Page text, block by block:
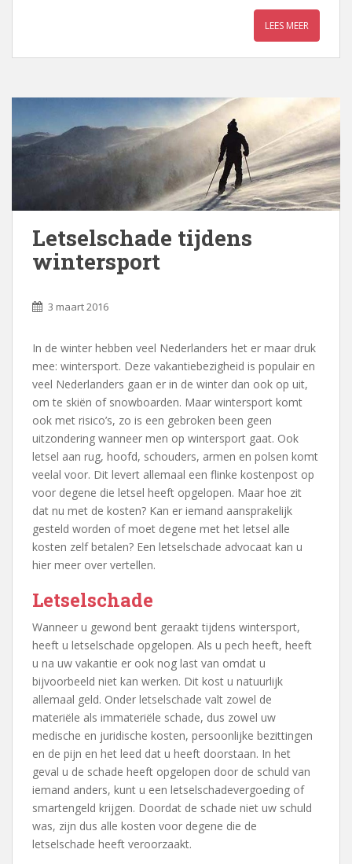
LEES MEER
Letselschade tijdens
wintersport
3 maart 2016
In de winter hebben veel Nederlanders het er maar druk
mee: wintersport. Deze vakantiebezigheid is populair en
veel Nederlanders gaan er in de winter dan ook op uit,
om te skiën of snowboarden. Maar wintersport komt
ook met risico’s, zo is een gebroken been geen
uitzondering wanneer men op wintersport gaat. Ook
letsel aan rug, hoofd, schouders, armen en polsen komt
veelal voor. Dit levert allemaal een flinke kostenpost op
voor degene die letsel heeft opgelopen. Maar hoe zit
dat nu met de kosten? Kan er iemand aansprakelijk
gesteld worden of moet degene met het letsel alle
kosten zelf betalen? Een letselschade advocaat kan u
hier meer over vertellen.
Letselschade
Wanneer u gewond bent geraakt tijdens wintersport,
heeft u letselschade opgelopen. Als u pech heeft, heeft
u na uw vakantie er ook nog last van omdat u
bijvoorbeeld niet kan werken. Dit kost u natuurlijk
allemaal geld. Onder letselschade valt zowel de
materiële als immateriële schade, dus zowel uw
medische en juridische kosten, persoonlijke bezittingen
en de pijn en het leed dat u heeft doorstaan. In het
geval u de schade heeft opgelopen door de schuld van
iemand anders, kunt u een letselschadevergoeding of
smartengeld krijgen. Doordat de schade niet uw schuld
was, zijn dus alle kosten voor degene die de
letselschade heeft veroorzaakt.